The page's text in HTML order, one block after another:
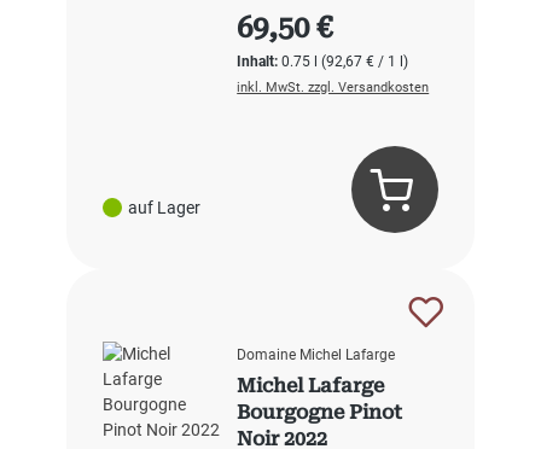
auf Lager
Inhalt:0.75 l(92,67 € / 1 l)
Regulärer Preis:
69,50 €
inkl. MwSt. zzgl. Versandkosten
Domaine Michel Lafarge
Michel Lafarge
Bourgogne Pinot
Noir 2022